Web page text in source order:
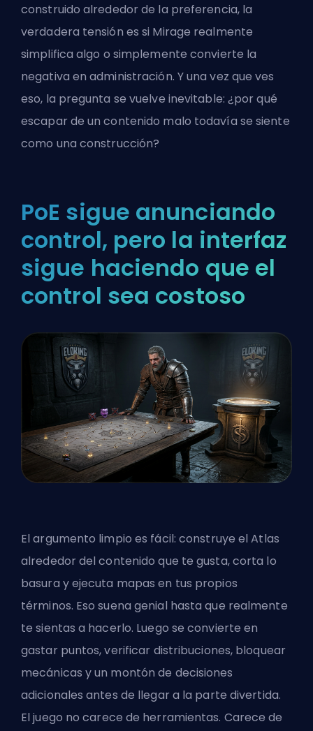
construido alrededor de la preferencia, la
verdadera tensión es si Mirage realmente
simplifica algo o simplemente convierte la
negativa en administración. Y una vez que ves
eso, la pregunta se vuelve inevitable: ¿por qué
escapar de un contenido malo todavía se siente
como una construcción?
PoE sigue anunciando
control, pero la interfaz
sigue haciendo que el
control sea costoso
El argumento limpio es fácil: construye el Atlas
alrededor del contenido que te gusta, corta lo
basura y ejecuta mapas en tus propios
términos. Eso suena genial hasta que realmente
te sientas a hacerlo. Luego se convierte en
gastar puntos, verificar distribuciones, bloquear
mecánicas y un montón de decisiones
adicionales antes de llegar a la parte divertida.
El juego no carece de herramientas. Carece de